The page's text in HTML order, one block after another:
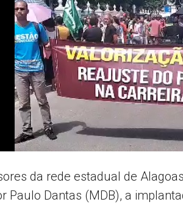
da rede estadual de
Paulo Dantas (MDB), a